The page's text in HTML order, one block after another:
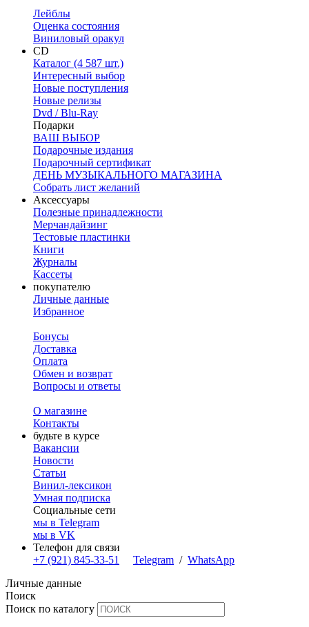
Лейблы
Оценка состояния
Виниловый оракул
CD
Каталог (4 587 шт.)
Интересный выбор
Новые поступления
Новые релизы
Dvd / Blu-Ray
Подарки
ВАШ ВЫБОР
Подарочные издания
Подарочный сертификат
ДЕНЬ МУЗЫКАЛЬНОГО МАГАЗИНА
Собрать лист желаний
Аксессуары
Полезные принадлежности
Мерчандайзинг
Тестовые пластинки
Книги
Журналы
Кассеты
покупателю
Личные данные
Избранное
Бонусы
Доставка
Оплата
Обмен и возврат
Вопросы и ответы
О магазине
Контакты
будьте в курсе
Вакансии
Новости
Статьи
Винил-лексикон
Умная подписка
Социальные сети
мы в Telegram
мы в VK
Телефон для связи
+7 (921) 845-33-51
Telegram / WhatsApp
Личные данные
Поиск
Поиск по каталогу